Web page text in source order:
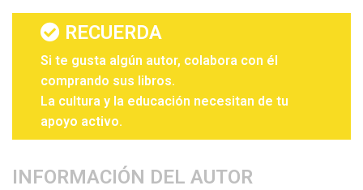
RECUERDA
Si te gusta algún autor, colabora con él
comprando sus libros.
La cultura y la educación necesitan de tu
apoyo activo.
INFORMACIÓN DEL AUTOR